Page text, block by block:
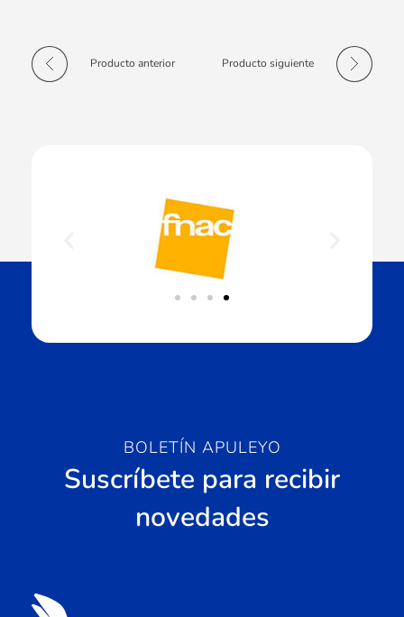
Producto anterior Producto siguiente
BOLETÍN APULEYO
Suscríbete para recibir
novedades